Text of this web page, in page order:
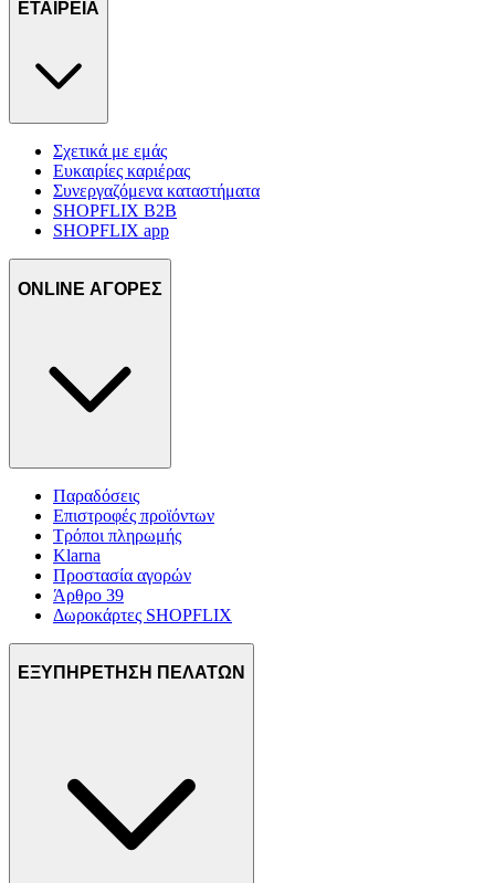
ΕΤΑΙΡΕΙΑ
Σχετικά με εμάς
Ευκαιρίες καριέρας
Συνεργαζόμενα καταστήματα
SHOPFLIX B2B
SHOPFLIX app
ONLINE ΑΓΟΡΕΣ
Παραδόσεις
Επιστροφές προϊόντων
Τρόποι πληρωμής
Klarna
Προστασία αγορών
Άρθρο 39
Δωροκάρτες SHOPFLIX
ΕΞΥΠΗΡΕΤΗΣΗ ΠΕΛΑΤΩΝ